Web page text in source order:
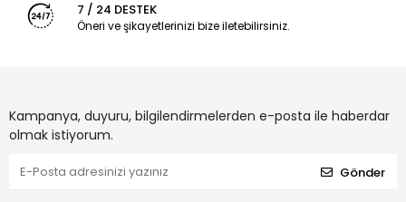
7 / 24 DESTEK
Öneri ve şikayetlerinizi bize iletebilirsiniz.
Kampanya, duyuru, bilgilendirmelerden e-posta ile haberdar
olmak istiyorum.
Gönder